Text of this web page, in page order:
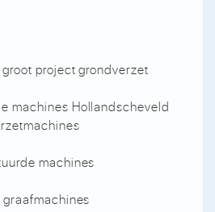
project grondverzet
machines Hollandscheveld
machines